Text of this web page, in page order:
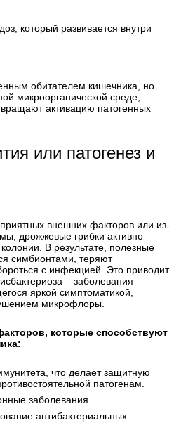
который развивается внутри
обитателем кишечника, но
микроорганической среде,
активацию патогенных
или патогенез и
внешних факторов или из-
дрожжевые грибки активно
В результате, полезные
симбионтами, теряют
с инфекцией. Это приводит
– заболевания
яркой симптоматикой,
микрофлоры.
которые способствуют
что делает защитную
патогенам.
заболевания.
антибактериальных